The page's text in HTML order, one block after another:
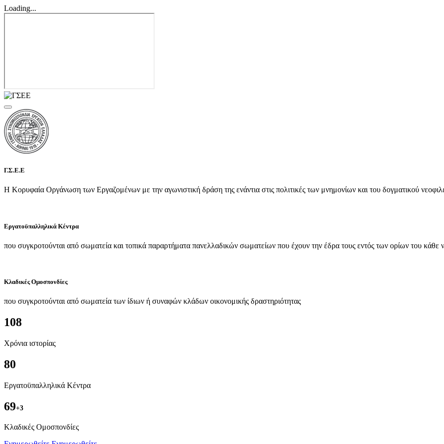
Loading...
Γ.Σ.Ε.Ε
Η Κορυφαία Οργάνωση των Εργαζομένων με την αγωνιστική δράση της ενάντια στις πολιτικές των μνημονίων και του δογματικού
Εργατοϋπαλληλικά Κέντρα
που συγκροτούνται από σωματεία και τοπικά παραρτήματα πανελλαδικών σωματείων που έχουν την έδρα τους εντός των ορίων του κάθε
Κλαδικές Ομοσπονδίες
που συγκροτούνται από σωματεία των ίδιων ή συναφών κλάδων οικονομικής δραστηριότητας
108
Χρόνια ιστορίας
80
Εργατοϋπαλληλικά Κέντρα
69+3
Kλαδικές Ομοσπονδίες